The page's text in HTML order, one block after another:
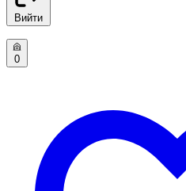
Вийти
0